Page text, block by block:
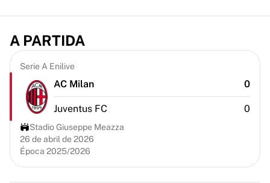
Ver tudo sobre basquetebol
Principais equipas da NBA
Charlotte Hornets
Chicago Bulls
Portland Trail Blazers
LA Clippers
Ver tudo sobre a NBA
Principais equipas europeias
Beşiktaş Gain
Fenerbahçe Basquete
Eslovénia
A PARTIDA
Serie A Enilive
AC Milan 0
Juventus FC 0
Stadio Giuseppe Meazza
26 de abril de 2026
Época 2025/2026